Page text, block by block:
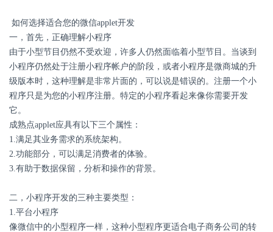
如何选择适合您的微信applet开发
一，首先，正确理解小程序
由于小型节目仍然不受欢迎，许多人仍然面临着小型节目。当谈到
小程序仍然处于注册小程序帐户的阶段，或者小程序是微商城的升
级版本时，这种理解是非常片面的，可以说是错误的。注册一个小
程序只是为您的小程序注册。特定的小程序看起来像你需要开发
它。
成熟点applet应具有以下三个属性：
1.满足其业务需求的系统架构。
2.功能部分，可以满足消费者的体验。
3.有助于数据保留，分析和操作的背景。
二，小程序开发的三种主要类型：
1.平台小程序
像微信中的小型程序一样，这种小型程序更适合电子商务公司的转